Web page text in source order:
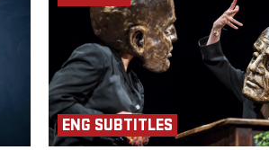
trên
ENG SUBTITLES